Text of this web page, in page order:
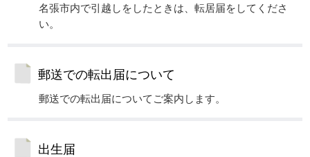
名張市内で引越しをしたときは、転居届をしてくださ
い。
郵送での転出届について
郵送での転出届についてご案内します。
出生届